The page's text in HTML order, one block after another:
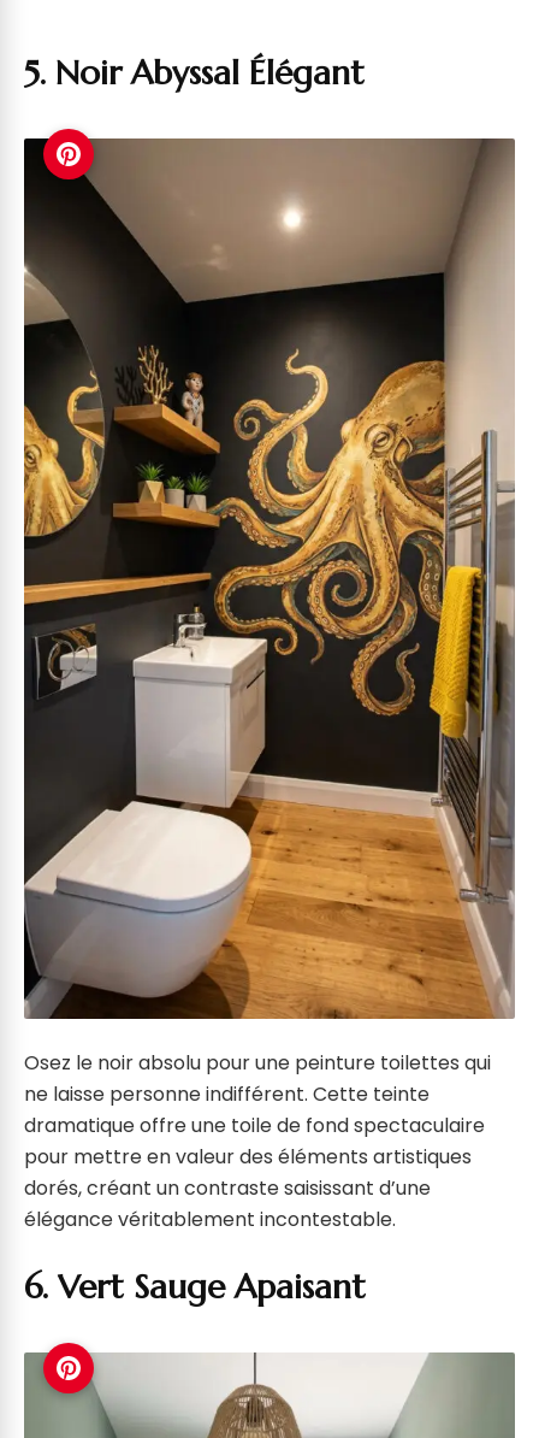
5. Noir Abyssal Élégant
Osez le noir absolu pour une peinture toilettes qui
ne laisse personne indifférent. Cette teinte
dramatique offre une toile de fond spectaculaire
pour mettre en valeur des éléments artistiques
dorés, créant un contraste saisissant d’une
élégance véritablement incontestable.
6. Vert Sauge Apaisant